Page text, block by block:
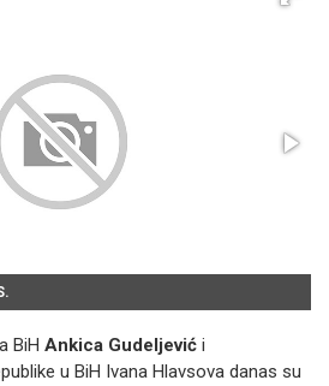
BiH Ankica Gudeljević i
u BiH Ivana Hlavsova danas su